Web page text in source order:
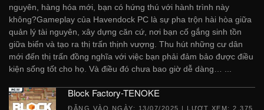
nguyên, hàng hóa mới, bạn có hứng thú với hành trình này
không?Gameplay của Havendock PC là sự pha trộn hài hòa giữa
quản lý tài nguyên, xây dựng căn cứ, nơi bạn cố gắng sinh tồn
giữa biển và tạo ra thị trấn thịnh vượng. Thu hút những cư dân
mới đến thị trấn đồng nghĩa với việc bạn phải đảm bảo được điều
kiện sống tốt cho họ. Và điều đó chưa bao giờ dễ dàng… ...
Block Factory-TENOKE
ĐĂNG VÀO NGÀY: 13/07/2025 | LƯỢT XEM: 2,375